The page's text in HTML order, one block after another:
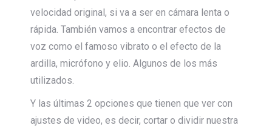
velocidad original, si va a ser en cámara lenta o
rápida. También vamos a encontrar efectos de
voz como el famoso vibrato o el efecto de la
ardilla, micrófono y elio. Algunos de los más
utilizados.
Y las últimas 2 opciones que tienen que ver con
ajustes de video, es decir, cortar o dividir nuestra